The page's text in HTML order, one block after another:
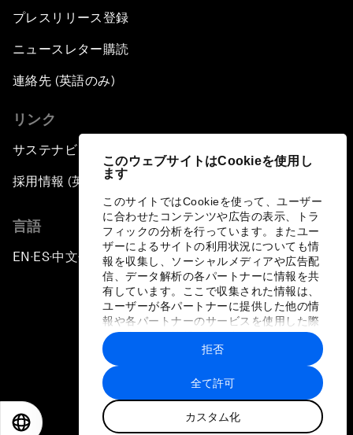
このウェブサイトはCookieを使用し
ます
このサイトではCookieを使って、ユーザー
に合わせたコンテンツや広告の表示、トラ
フィックの分析を行っています。またユー
ザーによるサイトの利用状況についても情
報を収集し、ソーシャルメディアや広告配
信、データ解析の各パートナーに情報を共
有しています。ここで収集された情報は、
ユーザーが各パートナーに提供した他の情
報や各パートナーのサービスを使用した際
に収集された情報と組み合わされ、各パー
トナーによって使用されることがありま
す。
全て許可
カスタム化
拒否
プレスリリース登録
ニュースレター購読
連絡先 (英語のみ)
リンク
サステナビリティへの取り組み
採用情報 (英語のみ)
言語
EN ▪ ES▪中文▪ 日本語
プライバシーポリシーと利用規約
サイトマップ
©
世界経済フォーラム